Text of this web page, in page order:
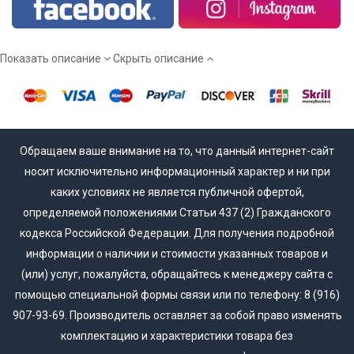
Мы работаем напрямую от производителя, а потому вы
недорого!
Показать описание Скрыть описание
Обращаем ваше внимание на то, что данный интернет-сайт
носит исключительно информационный характер и ни при
каких условиях не является публичной офертой,
определяемой положениями Статьи 437 (2) Гражданского
кодекса Российской Федерации. Для получения подробной
информации о наличии и стоимости указанных товаров и
(или) услуг, пожалуйста, обращайтесь к менеджеру сайта с
помощью специальной формы связи или по телефону: 8 (916)
907-93-69. Производитель оставляет за собой право изменять
комплектацию и характеристики товара без